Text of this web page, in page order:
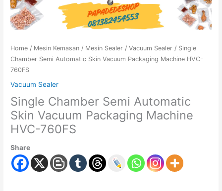
Home / Mesin Kemasan / Mesin Sealer /Vacuum Sealer / Single
Chamber Semi Automatic Skin Vacuum Packaging Machine HVC-
760FS
Vacuum Sealer
Single Chamber Semi Automatic
Skin Vacuum Packaging Machine
HVC-760FS
Share